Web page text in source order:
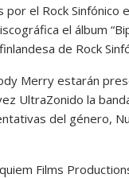
el Rock
el álbum
de Rock
Merry estarán
UltraZonido la
del género,
Films